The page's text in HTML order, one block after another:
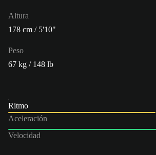
Altura
178 cm / 5'10"
Peso
67 kg / 148 lb
Ritmo
Aceleración
Velocidad